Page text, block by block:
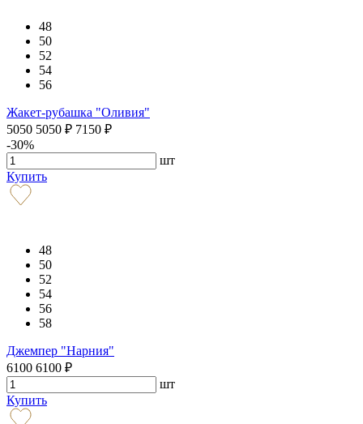
48
50
52
54
56
Жакет-рубашка "Оливия"
5050 5050 ₽ 7150 ₽
-30%
шт
Купить
48
50
52
54
56
58
Джемпер "Нарния"
6100 6100 ₽
шт
Купить